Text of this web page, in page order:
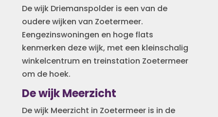
De wijk Driemanspolder is een van de
oudere wijken van Zoetermeer.
Eengezinswoningen en hoge flats
kenmerken deze wijk, met een kleinschalig
winkelcentrum en treinstation Zoetermeer
om de hoek.
De wijk Meerzicht
De wijk Meerzicht in Zoetermeer is in de